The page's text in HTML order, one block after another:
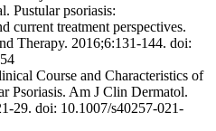
Pustular psoriasis:
current treatment perspectives.
Therapy. 2016;6:131-144. doi:
Course and Characteristics of
Psoriasis. Am J Clin Dermatol.
29. doi: 10.1007/s40257-021-